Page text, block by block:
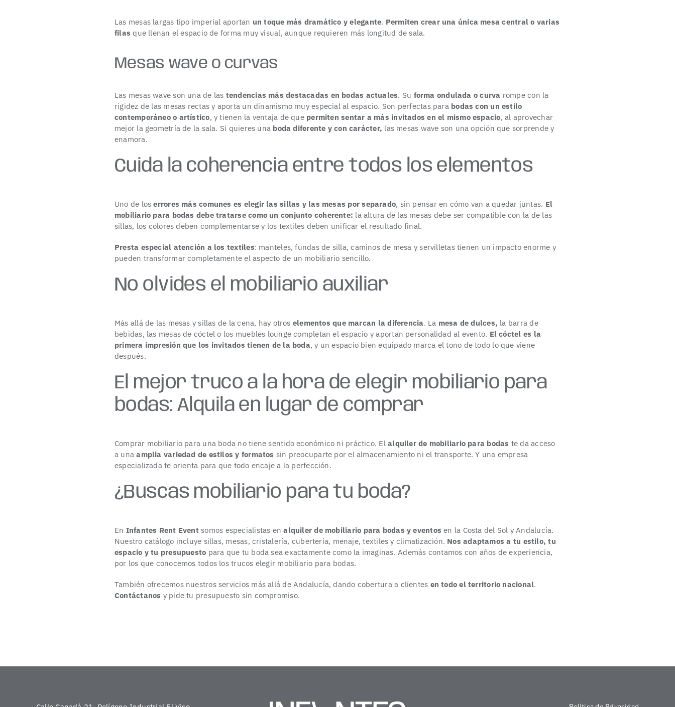
Las mesas largas tipo imperial aportan un toque más dramático y elegante. Permiten crear una única mesa central o varias
filas que llenan el espacio de forma muy visual, aunque requieren más longitud de sala.
Mesas wave o curvas
Las mesas wave son una de las tendencias más destacadas en bodas actuales. Su forma ondulada o curva rompe con la
rigidez de las mesas rectas y aporta un dinamismo muy especial al espacio. Son perfectas para bodas con un estilo
contemporáneo o artístico, y tienen la ventaja de quepermiten sentar a más invitados en el mismo espacio, al aprovechar
mejor la geometría de la sala. Si quieres una boda diferente y con carácter, las mesas wave son una opción que sorprende y
enamora.
Cuida la coherencia entre todos los elementos
Uno de los errores más comunes es elegir lassillas y las mesas por separado, sin pensar en cómo van a quedar juntas. El
mobiliario para bodas debe tratarse como un conjunto coherente: la altura de las mesas debe ser compatible con la de las
sillas, los colores deben complementarse y los textiles deben unificar el resultado final.
Presta especial atención a los textiles: manteles, fundas de silla, caminos de mesa y servilletas tienen un impacto enorme y
pueden transformar completamente el aspecto de un mobiliario sencillo.
No olvides el mobiliario auxiliar
Más allá de las mesas y sillas de la cena, hay otros elementos que marcan la diferencia. La mesa de dulces, la barra de
bebidas, las mesas de cóctel o los muebles lounge completan el espacio y aportan personalidad al evento. El cóctel es la
primera impresión que los invitados tienen de la boda, y un espacio bien equipado marca el tono de todo lo que viene
después.
El mejor truco a la hora de elegir mobiliario para
bodas: Alquila en lugar de comprar
Comprar mobiliario para una boda no tiene sentido económico ni práctico. Elalquiler de mobiliario para bodas te da acceso
a unaamplia variedad de estilos y formatos sin preocuparte por el almacenamiento ni el transporte. Y una empresa
especializada te orienta para que todo encaje a la perfección.
¿Buscas mobiliario para tu boda?
En Infantes Rent Event somos especialistas en alquiler de mobiliario para bodas y eventos en la Costa del Sol y Andalucía.
Nuestro catálogo incluye sillas, mesas, cristalería, cubertería, menaje, textiles y climatización. Nos adaptamos a tu estilo, tu
espacio y tu presupuesto para que tu boda sea exactamente como la imaginas. Además contamos con años de experiencia,
por los que conocemos todos los trucos elegir mobiliario para bodas.
También ofrecemos nuestros servicios más allá de Andalucía, dando cobertura a clientes en todo el territorio nacional.
Contáctanos y pide tu presupuesto sin compromiso.